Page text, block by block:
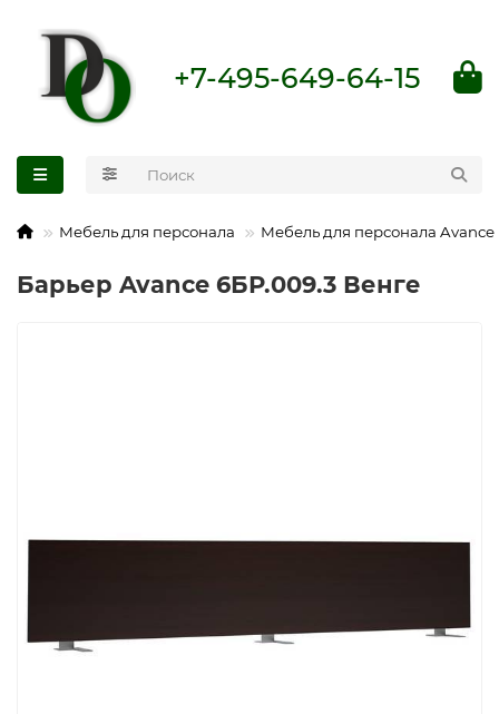
+7-495-649-64-15
Мебель для персонала Мебель для персонала Avance
Барьер Avance 6БР.009.3 Венге